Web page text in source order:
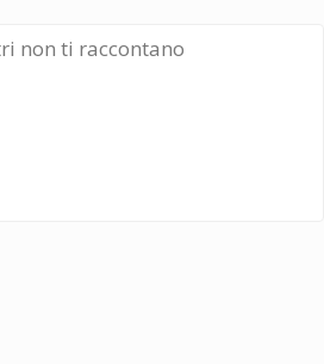
non ti raccontano